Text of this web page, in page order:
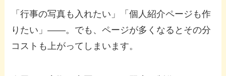
「行事の写真も入れたい」「個人紹介ページも作
りたい」――。でも、ページが多くなるとその分
コストも上がってしまいます。